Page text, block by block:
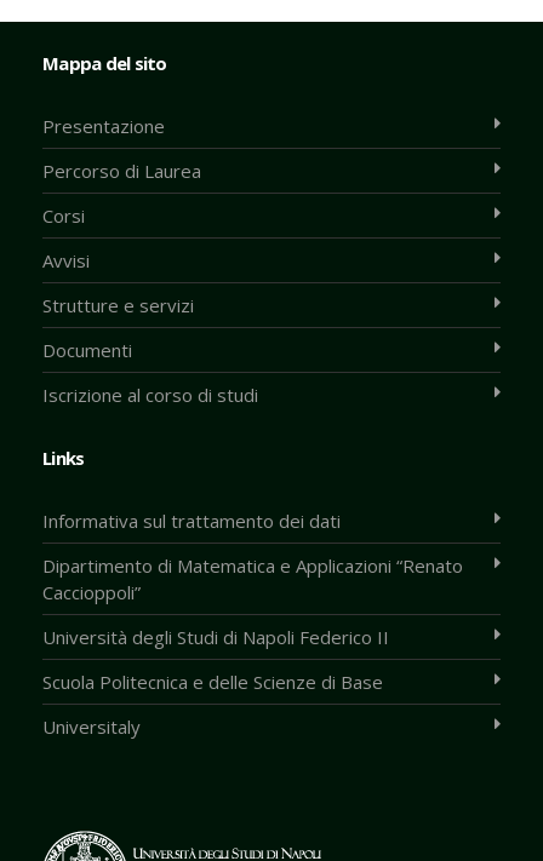
Mappa del sito
Presentazione
Percorso di Laurea
Corsi
Avvisi
Strutture e servizi
Documenti
Iscrizione al corso di studi
Links
Informativa sul trattamento dei dati
Dipartimento di Matematica e Applicazioni “Renato
Caccioppoli”
Università degli Studi di Napoli Federico II
Scuola Politecnica e delle Scienze di Base
Universitaly